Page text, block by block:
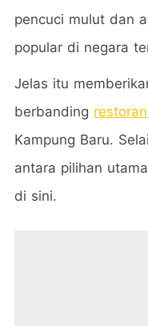
pencuci mulut dan
popular di negara
Jelas itu
berbanding
Kampung Baru.
antara pilihan
di sini.